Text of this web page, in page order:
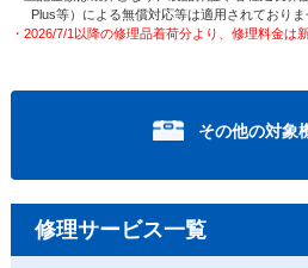
Plus等）による無償対応等は適用されておりま
・2026/7/1以降の修理品着荷分より、修理料金は
その他の対象
修理サービス一覧